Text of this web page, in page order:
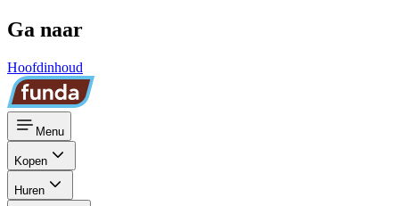
Ga naar
Hoofdinhoud
Menu
Kopen
Huren